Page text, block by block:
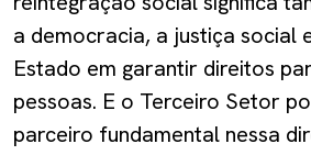
a democracia, a justiça social
Estado em garantir direitos
pessoas. E o Terceiro Setor
parceiro fundamental nessa